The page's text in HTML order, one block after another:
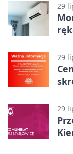
29
29
29